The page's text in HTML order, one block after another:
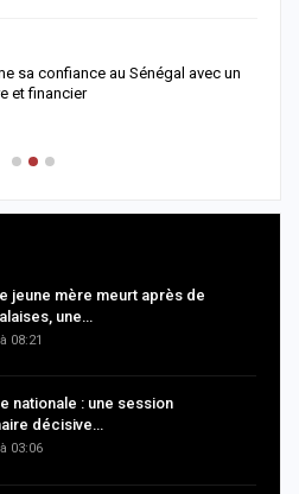
sa confiance au Sénégal avec un
et financier
jeune mère meurt après de
une…
08:21
nationale : une session
décisive…
03:06